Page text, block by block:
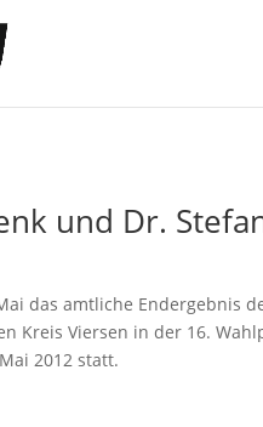
und Dr.
das amtliche Endergebnis
Kreis Viersen in der 16.
2012 statt.